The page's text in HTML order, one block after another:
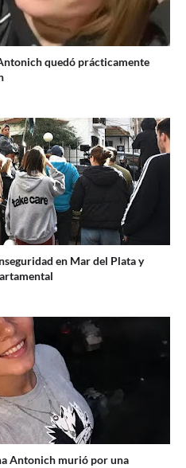
quedó prácticamente
en Mar del Plata y
Antonich murió por una